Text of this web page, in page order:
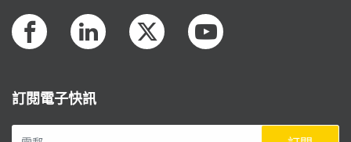
訂閱電子快訊